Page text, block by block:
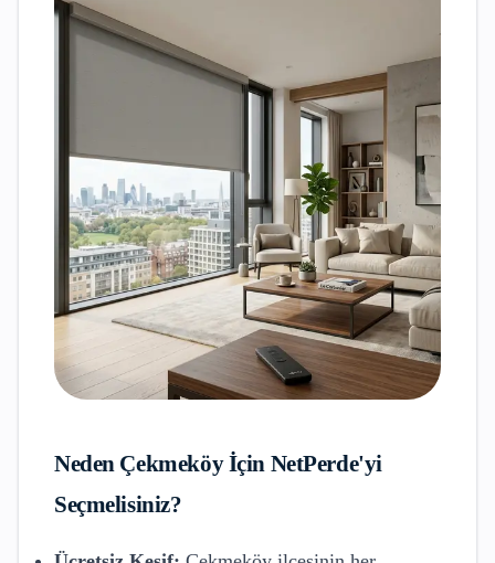
Neden Çekmeköyİçin NetPerde'yi
Seçmelisiniz?